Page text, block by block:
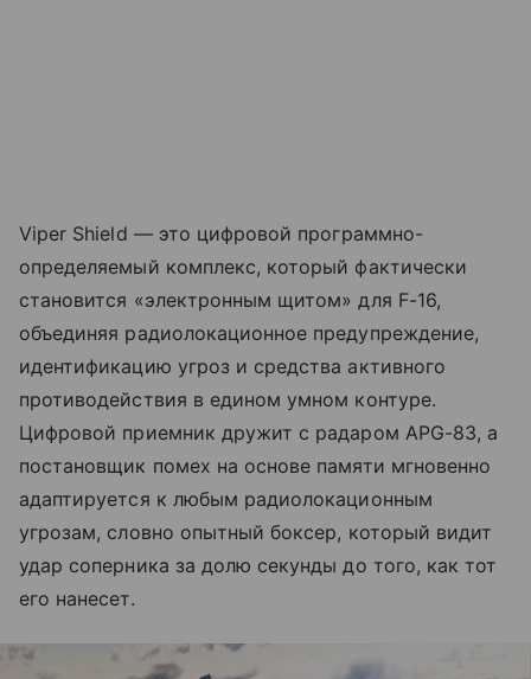
Viper Shield — это цифровой программно-
определяемый комплекс, который фактически
становится «электронным щитом» для F-16,
объединяя радиолокационное предупреждение,
идентификацию угроз и средства активного
противодействия в едином умном контуре.
Цифровой приемник дружит с радаром APG-83, а
постановщик помех на основе памяти мгновенно
адаптируется к любым радиолокационным
угрозам, словно опытный боксер, который видит
удар соперника за долю секунды до того, как тот
его нанесет.